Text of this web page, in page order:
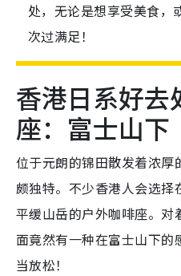
处，无论是想享受美食，
次过满足！
香港日系好去
座：富士山下
位于元朗的锦田散发着浓
颇独特。不少香港人会选择
平缓山岳的户外咖啡座。
面竟然有一种在富士山下
当放松！